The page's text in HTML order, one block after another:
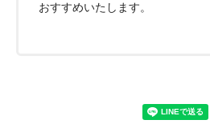
おすすめいたします。